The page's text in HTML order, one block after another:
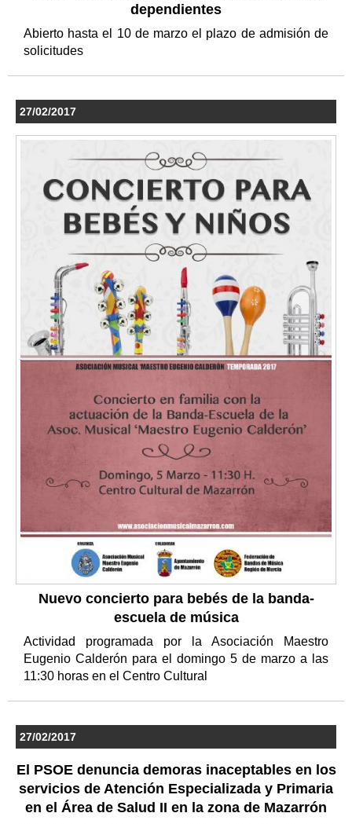
dependientes
Abierto hasta el 10 de marzo el plazo de admisión de
solicitudes
27/02/2017
Nuevo concierto para bebés de la banda-
escuela de música
Actividad programada por la Asociación Maestro
Eugenio Calderón para el domingo 5 de marzo a las
11:30 horas en el Centro Cultural
27/02/2017
El PSOE denuncia demoras inaceptables en los
servicios de Atención Especializada y Primaria
en el Área de Salud II en la zona de Mazarrón